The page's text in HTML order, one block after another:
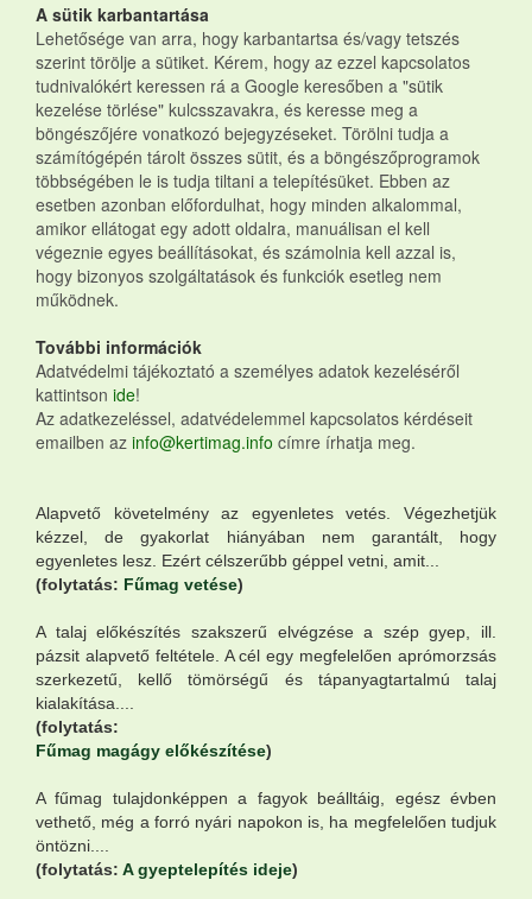
A sütik karbantartása
Lehetősége van arra, hogy karbantartsa és/vagy tetszés
szerint törölje a sütiket. Kérem, hogy az ezzel kapcsolatos
tudnivalókért keressen rá a Google keresőben a "sütik
kezelése törlése" kulcsszavakra, és keresse meg a
böngészőjére vonatkozó bejegyzéseket. Törölni tudja a
számítógépén tárolt összes sütit, és a böngészőprogramok
többségében le is tudja tiltani a telepítésüket. Ebben az
esetben azonban előfordulhat, hogy minden alkalommal,
amikor ellátogat egy adott oldalra, manuálisan el kell
végeznie egyes beállításokat, és számolnia kell azzal is,
hogy bizonyos szolgáltatások és funkciók esetleg nem
működnek.
További információk
Adatvédelmi tájékoztató a személyes adatok kezeléséről
kattintson ide!
Az adatkezeléssel, adatvédelemmel kapcsolatos kérdéseit
emailben az info@kertimag.info címre írhatja meg.
Alapvető követelmény az egyenletes vetés. Végezhetjük
kézzel, de gyakorlat hiányában nem garantált, hogy
egyenletes lesz. Ezért célszerűbb géppel vetni, amit...
(folytatás: Fűmag vetése)
A talaj előkészítés szakszerű elvégzése a szép gyep, ill.
pázsit alapvető feltétele. A cél egy megfelelően aprómorzsás
szerkezetű, kellő tömörségű és tápanyagtartalmú talaj
kialakítása....
(folytatás:
Fűmag magágy előkészítése)
A fűmag tulajdonképpen a fagyok beálltáig, egész évben
vethető, még a forró nyári napokon is, ha megfelelően tudjuk
öntözni....
(folytatás: A gyeptelepítés ideje)